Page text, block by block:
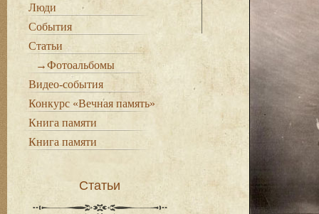
Люди
События
Статьи
→Фотоальбомы
Видео-события
Конкурс «Вечная память»
Книга памяти
Книга памяти
Статьи